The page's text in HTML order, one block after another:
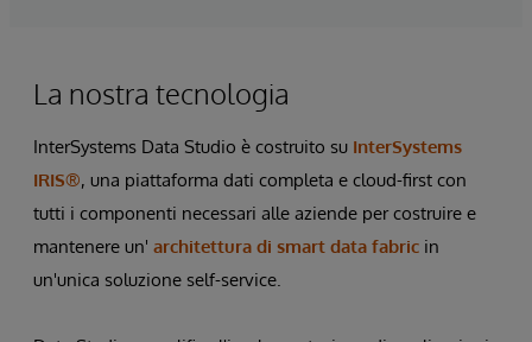
La nostra tecnologia
InterSystems Data Studio è costruito su InterSystems
IRIS®, una piattaforma dati completa e cloud-first con
tutti i componenti necessari alle aziende per costruire e
mantenere un' architettura di smart data fabric in
un'unica soluzione self-service.